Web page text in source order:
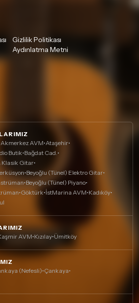
Gizlilik Politikası
Aydınlatma Metni
Akmerkez AVM•Ataşehir•
Butik•Bağdat Cad.•
Klasik Gitar•
•Beyoğlu (Tünel) Elektro Gitar•
•Beyoğlu (Tünel) Piyano•
•Göktürk•İstMarina AVM•Kadıköy•
AVM•Kızılay•Ümitköy
(Nefesli)•Çankaya•